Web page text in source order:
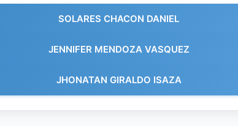
SOLARES CHACON DANIEL
JENNIFER MENDOZA VASQUEZ
JHONATAN GIRALDO ISAZA